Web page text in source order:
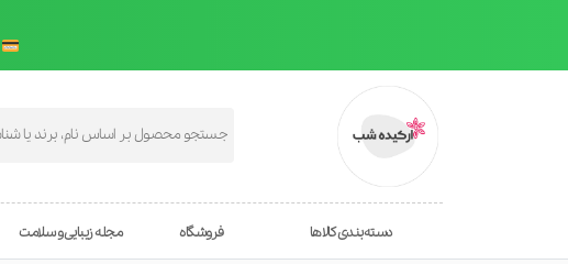
دسته‌بندی کالاها فروشگاه مجله زیبایی و سلامت